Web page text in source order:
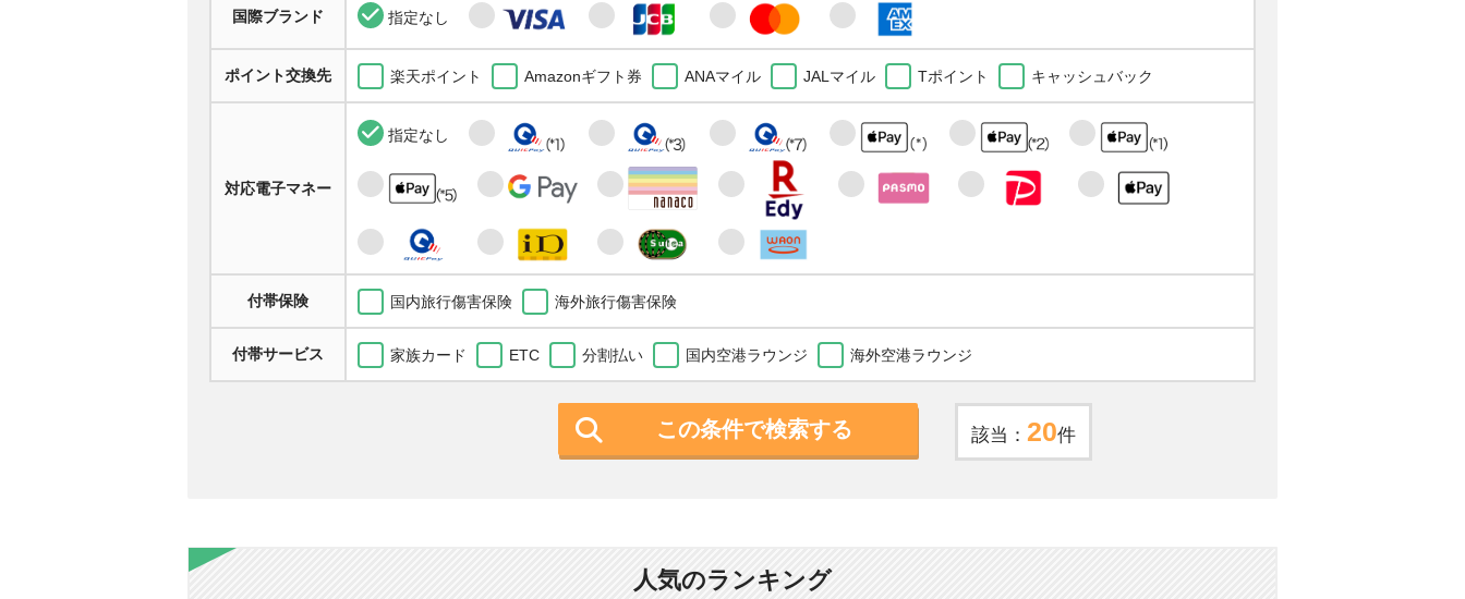
国際ブランド 指定なし
ポイント交換先 楽天ポイント Amazonギフト券 ANAマイル JALマイル Tポイント キャッシュバック
対応電子マネー
指定なし
付帯保険 国内旅行傷害保険 海外旅行傷害保険
付帯サービス 家族カード ETC 分割払い 国内空港ラウンジ 海外空港ラウンジ
この条件で検索する 該当： 20件
人気のランキング